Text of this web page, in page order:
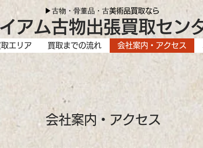
▶古物・骨董品・古美術品買取なら
アム古物出張買取セン
エリア 買取までの流れ 会社案内・アクセス
会社案内・アクセス